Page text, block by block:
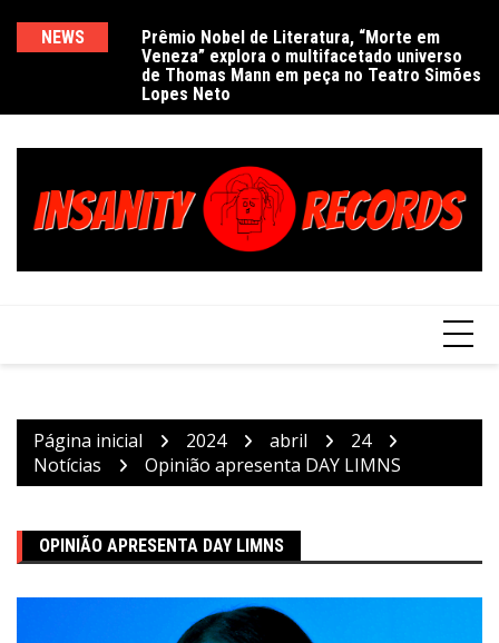
NEWS
Prêmio Nobel de Literatura, “Morte em
Veneza” explora o multifacetado universo
de Thomas Mann em peça no Teatro Simões
Lopes Neto
Página inicial 2024 abril
24
Notícias
Opinião apresenta DAY LIMNS
OPINIÃO APRESENTA DAY LIMNS